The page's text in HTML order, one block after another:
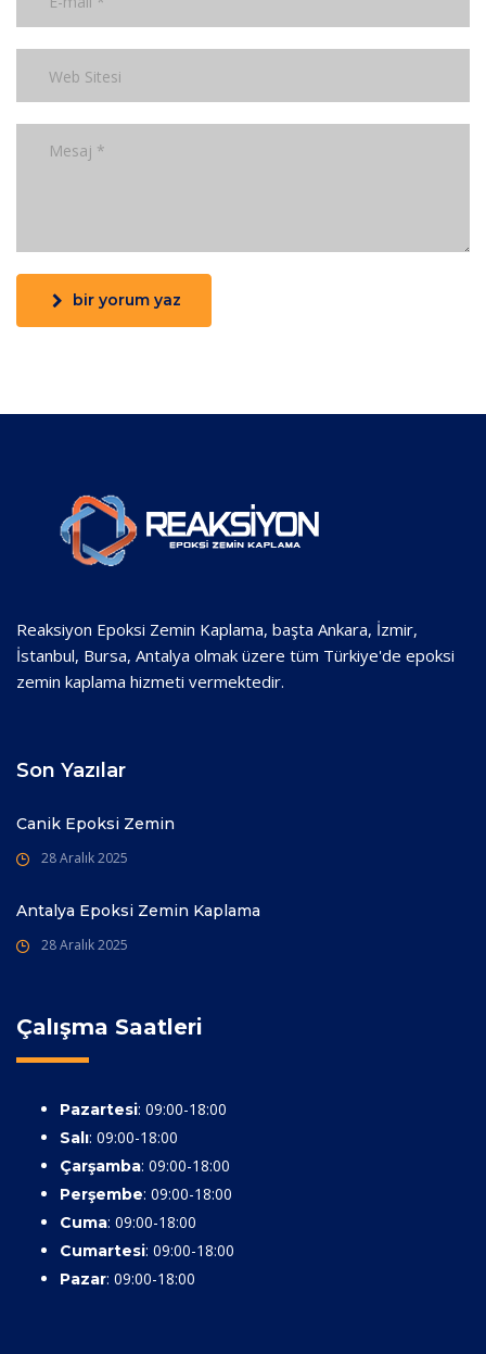
bir yorum yaz
Reaksiyon Epoksi Zemin Kaplama, başta Ankara, İzmir,
İstanbul, Bursa, Antalya olmak üzere tüm Türkiye'de epoksi
zemin kaplama hizmeti vermektedir.
Son Yazılar
Canik Epoksi Zemin
28 Aralık 2025
Antalya Epoksi Zemin Kaplama
28 Aralık 2025
Çalışma Saatleri
Pazartesi: 09:00-18:00
Salı: 09:00-18:00
Çarşamba: 09:00-18:00
Perşembe: 09:00-18:00
Cuma: 09:00-18:00
Cumartesi: 09:00-18:00
Pazar: 09:00-18:00